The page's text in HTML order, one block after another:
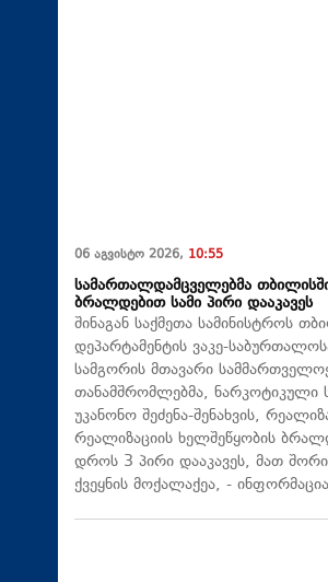
06 აგვისტო 2026, 10:55
სამართალდამცველებმა
ბრალდებით სამი პირი დააკავეს
შინაგან საქმეთა სამინისტროს
დეპარტამენტის ვაკე-
სამგორის მთავარი
თანამშრომლებმა, ნარკოტიკული
უკანონო შეძენა-შენახვის,
რეალიზაციის ხელშეწყობის
დროს 3 პირი დააკავეს, მათ
ქვეყნის მოქალაქეა, -